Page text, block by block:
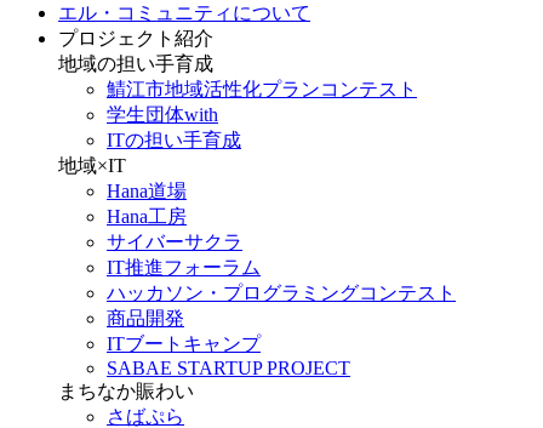
エル・コミュニティについて
プロジェクト紹介
地域の担い手育成
鯖江市地域活性化プランコンテスト
学生団体with
ITの担い手育成
地域×IT
Hana道場
Hana工房
サイバーサクラ
IT推進フォーラム
ハッカソン・プログラミングコンテスト
商品開発
ITブートキャンプ
SABAE STARTUP PROJECT
まちなか賑わい
さばぷら